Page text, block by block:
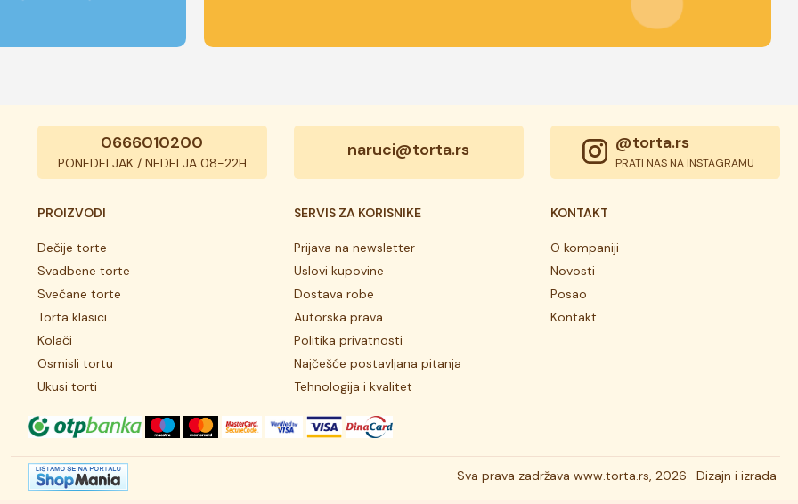
0666010200
PONEDELJAK / NEDELJA 08-22H
naruci@torta.rs @torta.rs
PRATI NAS NA INSTAGRAMU
PROIZVODI
Dečije torte
Svadbene torte
Svečane torte
Torta klasici
Kolači
Osmisli tortu
Ukusi torti
SERVIS ZA KORISNIKE
Prijava na newsletter
Uslovi kupovine
Dostava robe
Autorska prava
Politika privatnosti
Najčešće postavljana pitanja
Tehnologija i kvalitet
KONTAKT
O kompaniji
Novosti
Posao
Kontakt
Sva prava zadržava www.torta.rs, 2026 · Dizajn i izrada